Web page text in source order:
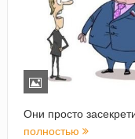
Они просто
полностью